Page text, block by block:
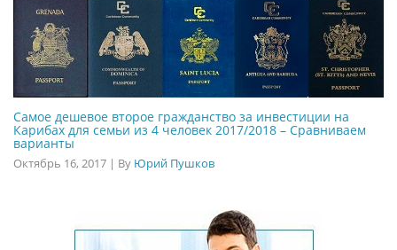
Самое дешевое второе гражданство за инвестиции на
Карибах для семьи из 4 человек 2017/2018 – Сравниваем
варианты
Октябрь 16, 2017 By Юрий Пушков